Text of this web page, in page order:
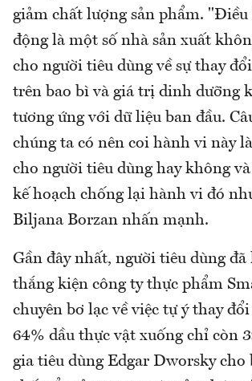
giảm chất lượng sản phẩm. "Điều
động là một số nhà sản xuất
cho người tiêu dùng về sự thay
trên bao bì và giá trị dinh dưỡng
tương ứng với dữ liệu ban đầu.
chúng ta có nên coi hành vi này
cho người tiêu dùng hay không
kế hoạch chống lại hành vi đó
Biljana Borzan nhấn mạnh.
Gần đây nhất, người tiêu dùng đã
thắng kiện công ty thực phẩm
chuyên bơ lạc về việc tự ý thay
64% dầu thực vật xuống chỉ còn
gia tiêu dùng Edgar Dworsky cho